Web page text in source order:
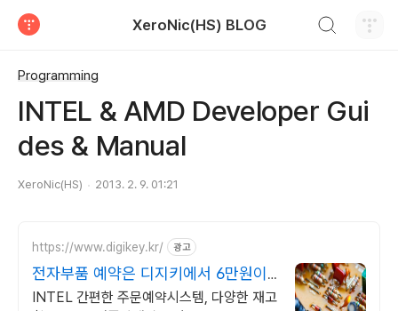
XeroNic(HS) BLOG
Programming
INTEL & AMD Developer Gui
des & Manual
XeroNic(HS) 2013. 2. 9. 01:21
https://www.digikey.kr/ 광고
전자부품 예약은 디지키에서 6만원이
상 무료배송,당일발송
INTEL 간편한 주문예약시스템, 다양한 재고